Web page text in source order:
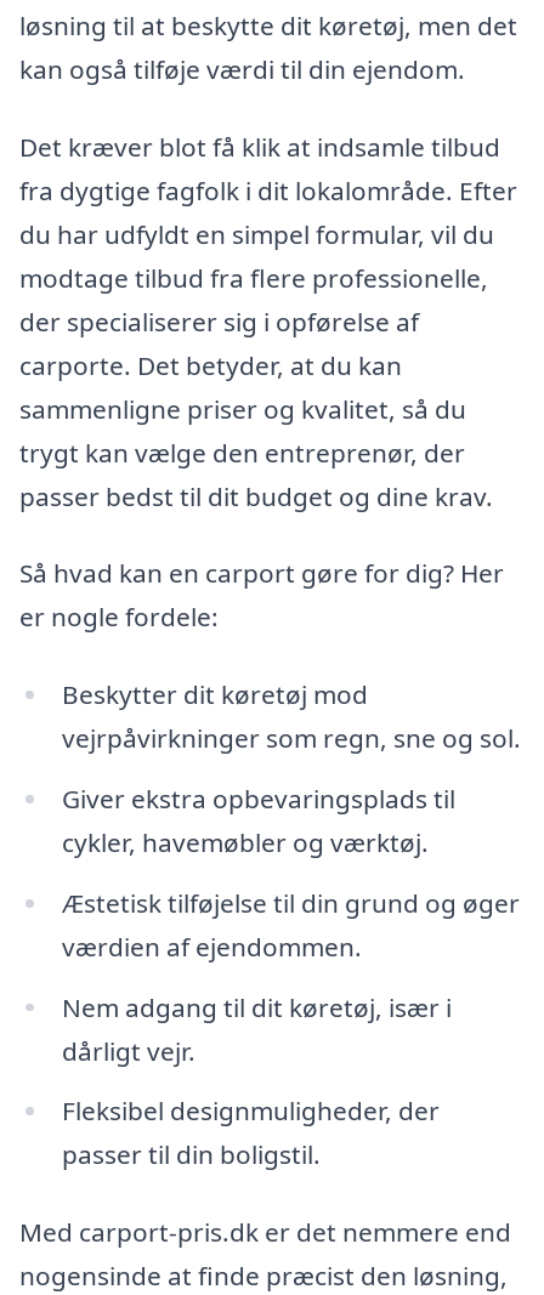
løsning til at beskytte dit køretøj, men det
kan også tilføje værdi til din ejendom.
Det kræver blot få klik at indsamle tilbud
fra dygtige fagfolk i dit lokalområde. Efter
du har udfyldt en simpel formular, vil du
modtage tilbud fra flere professionelle,
der specialiserer sig i opførelse af
carporte. Det betyder, at du kan
sammenligne priser og kvalitet, så du
trygt kan vælge den entreprenør, der
passer bedst til dit budget og dine krav.
Så hvad kan en carport gøre for dig? Her
er nogle fordele:
Beskytter dit køretøj mod
vejrpåvirkninger som regn, sne og sol.
Giver ekstra opbevaringsplads til
cykler, havemøbler og værktøj.
Æstetisk tilføjelse til din grund og øger
værdien af ejendommen.
Nem adgang til dit køretøj, især i
dårligt vejr.
Fleksibel designmuligheder, der
passer til din boligstil.
Med carport-pris.dk er det nemmere end
nogensinde at finde præcist den løsning,